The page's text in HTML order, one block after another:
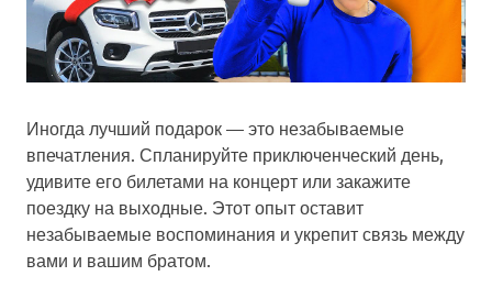
Иногда лучший подарок — это незабываемые
впечатления. Спланируйте приключенческий день,
удивите его билетами на концерт или закажите
поездку на выходные. Этот опыт оставит
незабываемые воспоминания и укрепит связь между
вами и вашим братом.